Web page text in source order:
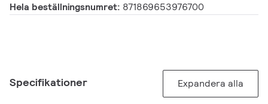
Hela beställningsnumret: 871869653976700
Specifikationer Expandera alla